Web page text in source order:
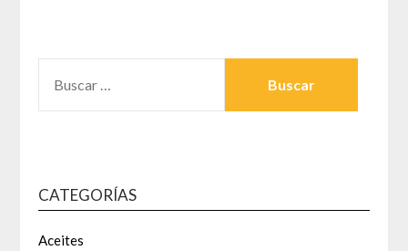
CATEGORÍAS
Aceites